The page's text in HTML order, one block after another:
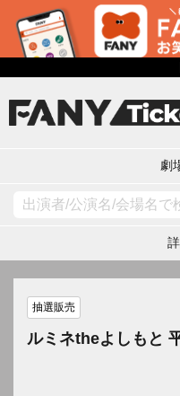
劇
抽選販売
ルミネtheよしもと